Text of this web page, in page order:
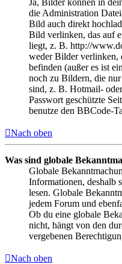
die Administration
Bild auch direkt
Bild verlinken, das auf
liegt, z. B. http://
weder Bilder verlinken,
befinden (außer es ist
noch zu Bildern, die
sind, z. B. Hotmail-
Passwort geschützte
benutze den BBCode-
Nach oben
Was sind globale
Globale
Informationen, deshalb
lesen. Globale
jedem Forum und
Ob du eine globale
nicht, hängt von den
vergebenen
Nach oben